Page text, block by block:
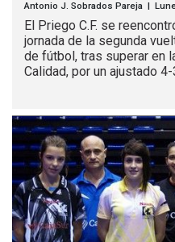
Antonio J. Sobrados Pareja |
El Priego C.F. se
jornada de la segunda
de fútbol, tras superar en
Calidad, por un ajustado 4-